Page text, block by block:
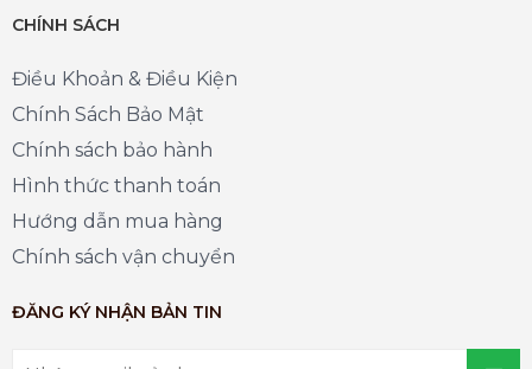
CHÍNH SÁCH
Điều Khoản & Điều Kiện
Chính Sách Bảo Mật
Chính sách bảo hành
Hình thức thanh toán
Hướng dẫn mua hàng
Chính sách vận chuyển
ĐĂNG KÝ NHẬN BẢN TIN